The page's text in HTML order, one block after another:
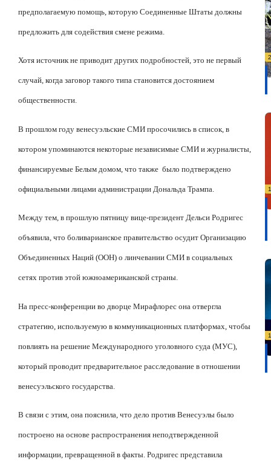
предполагаемую помощь, которую Соединенные Штаты должны
предложить для содействия смене режима.
Хотя источник не приводит других подробностей, это не первый
случай, когда заговор такого типа становится достоянием
общественности.
В прошлом году венесуэльские СМИ просочились в список, в
котором упоминаются некоторые независимые СМИ и журналисты,
финансируемые Белым домом, что также было подтверждено
официальными лицами администрации Дональда Трампа.
Между тем, в прошлую пятницу вице-президент Дельси Родригес
объявила, что боливарианское правительство осудит Организацию
Объединенных Наций (ООН) о линчевании СМИ в социальных
сетях против этой южноамериканской страны.
На пресс-конференции во дворце Мирафлорес она отвергла
стратегию, используемую в коммуникационных платформах, чтобы
повлиять на решение Международного уголовного суда (МУС),
который проводит предварительное расследование в отношении
венесуэльского государства.
В связи с этим, она пояснила, что дело против Венесуэлы было
построено на основе распространения неподтвержденной
информации, превращенной в факты. Родригес представила